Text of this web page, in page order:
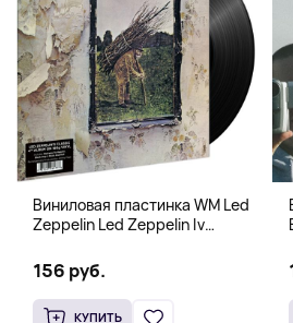
Виниловая пластинка WM Led
Zeppelin Led Zeppelin Iv
156 руб.
КУПИТЬ